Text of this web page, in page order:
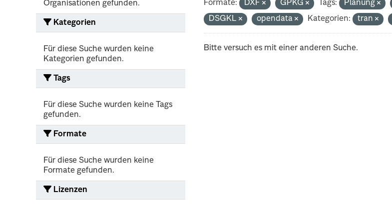
Organisationen gefunden.
Kategorien
Für diese Suche wurden keine
Kategorien gefunden.
Tags
Für diese Suche wurden keine Tags
gefunden.
Formate
Für diese Suche wurden keine
Formate gefunden.
Lizenzen
Formate: DXF GPKG Tags: Planung
DSGKL
opendata Kategorien: tran
Bitte versuch es mit einer anderen Suche.